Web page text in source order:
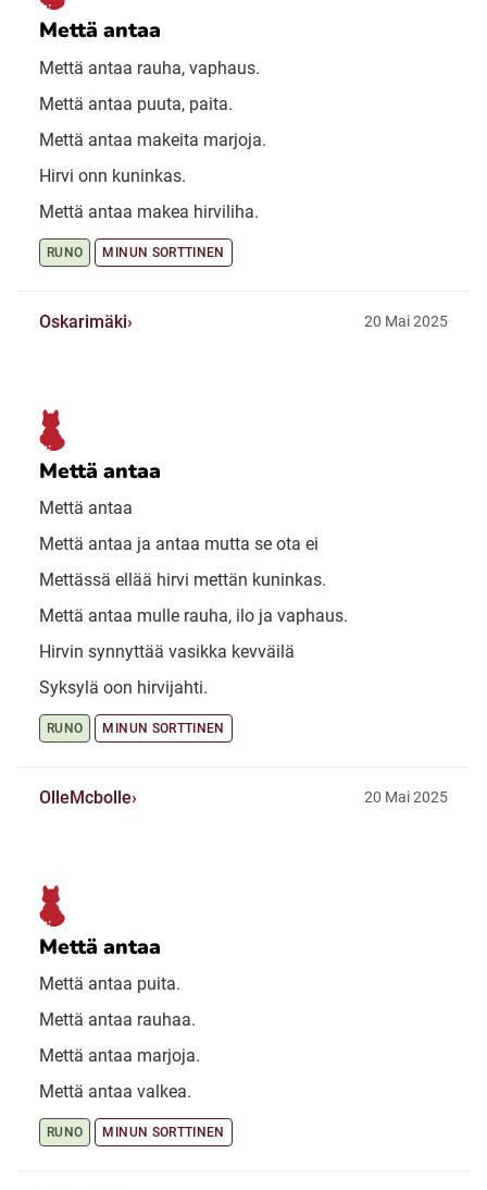
Mettä antaa
Mettä antaa rauha, vaphaus.
Mettä antaa puuta, paita.
Mettä antaa makeita marjoja.
Hirvi onn kuninkas.
Mettä antaa makea hirviliha.
RUNO MINUN SORTTINEN
Oskarimäki 20 Mai 2025
Mettä antaa
Mettä antaa
Mettä antaa ja antaa mutta se ota ei
Mettässä ellää hirvi mettän kuninkas.
Mettä antaa mulle rauha, ilo ja vaphaus.
Hirvin synnyttää vasikka kevväilä
Syksylä oon hirvijahti.
RUNO MINUN SORTTINEN
OlleMcbolle 20 Mai 2025
Mettä antaa
Mettä antaa puita.
Mettä antaa rauhaa.
Mettä antaa marjoja.
Mettä antaa valkea.
RUNO MINUN SORTTINEN